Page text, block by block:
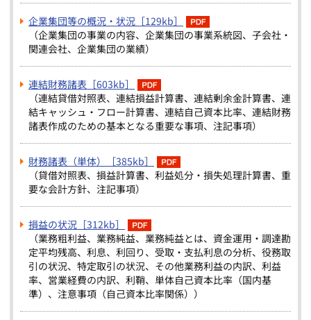
企業集団等の概況・状況［129kb］
（企業集団の事業の内容、企業集団の事業系統図、子会社・
関連会社、企業集団の業績）
連結財務諸表［603kb］
（連結貸借対照表、連結損益計算書、連結剰余金計算書、連
結キャッシュ・フロー計算書、連結自己資本比率、連結財務
諸表作成のための基本となる重要な事項、注記事項）
財務諸表（単体）［385kb］
（貸借対照表、損益計算書、利益処分・損失処理計算書、重
要な会計方針、注記事項）
損益の状況［312kb］
（業務粗利益、業務純益、業務純益とは、資金運用・調達勘
定平均残高、利息、利回り、受取・支払利息の分析、役務取
引の状況、特定取引の状況、その他業務利益の内訳、利益
率、営業経費の内訳、利鞘、単体自己資本比率（国内基
準）、注意事項（自己資本比率関係））